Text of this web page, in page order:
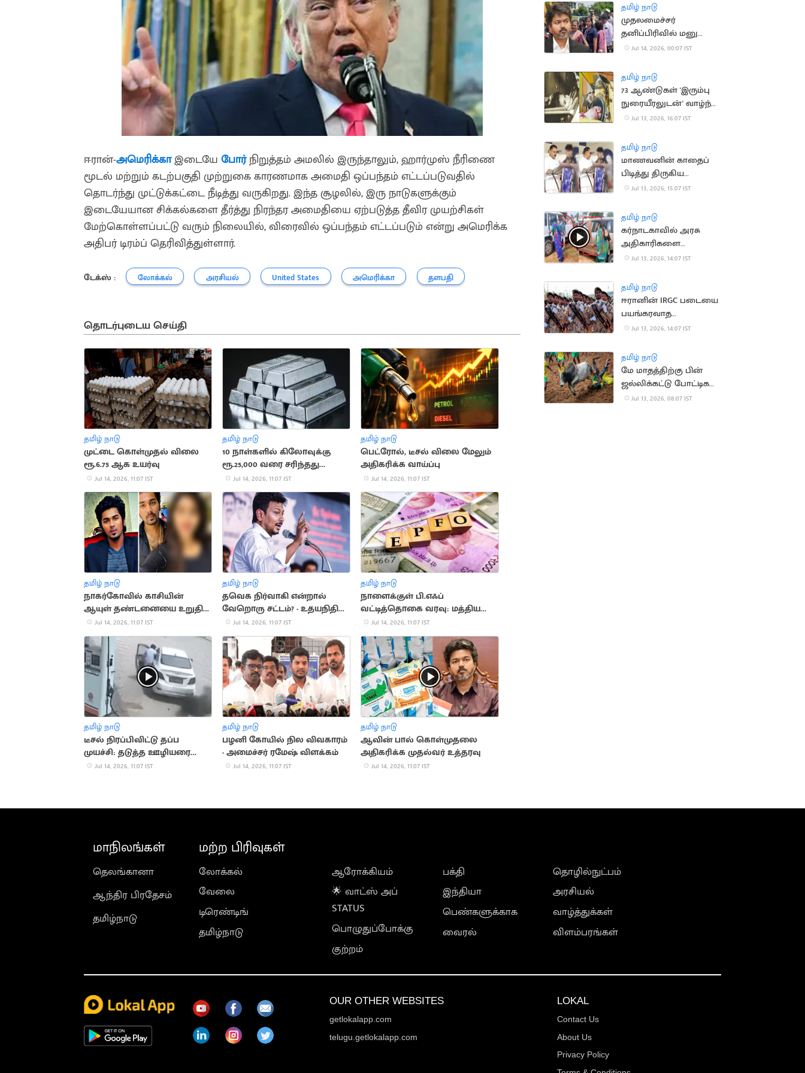
ஈரான்-அமெரிக்காஇடையேபோர்நிறுத்தம் அமலில் இருந்தாலும், ஹார்முஸ் நீரிணை
மூடல் மற்றும் கடற்பகுதி முற்றுகை காரணமாக அமைதி ஒப்பந்தம் எட்டப்படுவதில்
தொடர்ந்து முட்டுக்கட்டை நீடித்து வருகிறது. இந்த சூழலில், இரு நாடுகளுக்கும்
இடையேயான சிக்கல்களை தீர்த்து நிரந்தர அமைதியை ஏற்படுத்த தீவிர முயற்சிகள்
மேற்கொள்ளப்பட்டு வரும் நிலையில், விரைவில் ஒப்பந்தம் எட்டப்படும் என்று அமெரிக்க
அதிபர் டிரம்ப் தெரிவித்துள்ளார்.
டேக்ஸ் : லோக்கல் அரசியல் United States அமெரிக்கா தளபதி
தொடர்புடைய செய்தி
தமிழ் நாடு
முட்டை கொள்முதல் விலை
ரூ.6.75 ஆக உயர்வு
Jul 14, 2026, 11:07 IST
தமிழ் நாடு
10 நாள்களில் கிலோவுக்கு
ரூ.25,000 வரை சரிந்தது
வெள்ளி விலை
Jul 14, 2026, 11:07 IST
தமிழ் நாடு
பெட்ரோல், டீசல் விலை மேலும்
அதிகரிக்க வாய்ப்பு
Jul 14, 2026, 11:07 IST
தமிழ் நாடு
நாகர்கோவில் காசியின்
ஆயுள் தண்டனையை உறுதி
செய்த ஐகோர்ட் கிளை
Jul 14, 2026, 11:07 IST
தமிழ் நாடு
தவெக நிர்வாகி என்றால்
வேறொரு சட்டம்? - உதயநிதி
ஸ்டாலின்
Jul 14, 2026, 11:07 IST
தமிழ் நாடு
நாளைக்குள் பி.எஃப்
வட்டித்தொகை வரவு: மத்திய
அரசு அறிவிப்பு
Jul 14, 2026, 11:07 IST
தமிழ் நாடு
டீசல் நிரப்பிவிட்டு தப்ப
முயச்சி: தடுத்த ஊழியரை
காரோடு இழுத்து சென்ற
Jul 14, 2026, 11:07 IST
தமிழ் நாடு
பழனி கோயில் நில விவகாரம்
- அமைச்சர் ரமேஷ் விளக்கம்
Jul 14, 2026, 11:07 IST
தமிழ் நாடு
ஆவின் பால் கொள்முதலை
அதிகரிக்க முதல்வர் உத்தரவு
Jul 14, 2026, 11:07 IST
தமிழ் நாடு
முதலமைச்சர்
தனிப்பிரிவில் மனு
அளிக்க முடியாமல்
Jul 14, 2026, 00:07 IST
தமிழ் நாடு
73 ஆண்டுகள் 'இரும்பு
நுரையீரலுடன்' வாழ்ந்த
அமெரிக்க பெண்
Jul 13, 2026, 16:07 IST
தமிழ் நாடு
மாணவனின் காதைப்
பிடித்து திருகிய
முன்னாள் அமைச்சர்
Jul 13, 2026, 15:07 IST
தமிழ் நாடு
கர்நாடகாவில் அரசு
அதிகாரிகளை
துடைப்பத்தால்
Jul 13, 2026, 14:07 IST
தமிழ் நாடு
ஈரானின் IRGC படையை
பயங்கரவாத
அமைப்பாக அறிவித்தது
Jul 13, 2026, 14:07 IST
தமிழ் நாடு
மே மாதத்திற்கு பின்
ஜல்லிக்கட்டு போட்டிகள்
நடத்தக்கூடாது..
Jul 13, 2026, 08:07 IST
மாநிலங்கள்
தெலங்கானா
ஆந்திர பிரதேசம்
தமிழ்நாடு
மற்ற பிரிவுகள்
லோக்கல்
வேலை
டிரெண்டிங்
தமிழ்நாடு
ஆரோக்கியம்
🌟 வாட்ஸ் அப்
STATUS
பொழுதுப்போக்கு
குற்றம்
பக்தி
இந்தியா
பெண்களுக்காக
வைரல்
தொழில்நுட்பம்
அரசியல்
வாழ்த்துக்கள்
விளம்பரங்கள்
OUR OTHER WEBSITES
getlokalapp.com
telugu.getlokalapp.com
LOKAL
Contact Us
About Us
Privacy Policy